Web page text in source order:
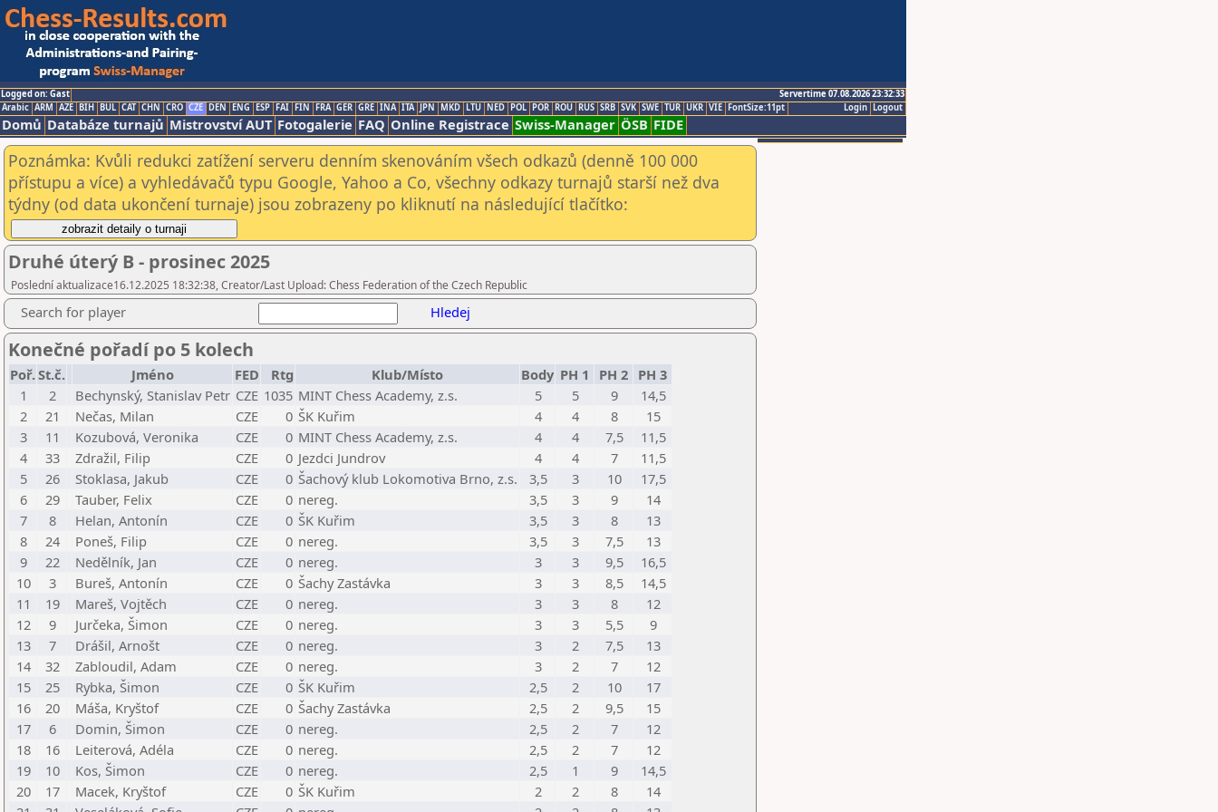
Logged on: Gast
Servertime 07.08.2026 23:32:33
Logout
Login
Arabic ARM AZE BIH BUL CAT CHN CRO CZE DEN ENG ESP FAI FIN FRA GER GRE INA ITA JPN MKD LTU NED POL POR ROU RUS SRB SVK SWE TUR UKR VIE FontSize:11pt
Domů Databáze turnajů Mistrovství AUT Fotogalerie FAQ Online Registrace Swiss-Manager ÖSB FIDE
Poznámka: Kvůli redukci zatížení serveru denním skenováním všech odkazů (denně 100 000
přístupu a více) a vyhledávačů typu Google, Yahoo a Co, všechny odkazy turnajů starší než dva
týdny (od data ukončení turnaje) jsou zobrazeny po kliknutí na následující tlačítko:
Druhé úterý B - prosinec 2025
Poslední aktualizace16.12.2025 18:32:38, Creator/Last Upload: Chess Federation of the Czech Republic
Search for player Hledej
Konečné pořadí po 5 kolech
Poř.St.č. Jméno FED Rtg Klub/Místo Body PH 1 PH 2 PH 3
1
2 Bechynský, Stanislav Petr CZE 1035 MINT Chess Academy, z.s. 5 5 9
14,5
2
21 Nečas, Milan CZE 0 ŠK Kuřim 4 4 8
15
3
11 Kozubová, Veronika CZE 0 MINT Chess Academy, z.s. 4 4 7,5
11,5
4
33 Zdražil, Filip CZE 0 Jezdci Jundrov 4 4 7
11,5
5
26 Stoklasa, Jakub CZE 0 Šachový klub Lokomotiva Brno, z.s. 3,5 3 10
17,5
6
29 Tauber, Felix CZE 0 nereg. 3,5 3 9
14
7
8 Helan, Antonín CZE 0 ŠK Kuřim 3,5 3 8
13
8
24 Poneš, Filip CZE 0 nereg. 3,5 3 7,5
13
9
22 Nedělník, Jan CZE 0 nereg. 3 3 9,5
16,5
10
3 Bureš, Antonín CZE 0 Šachy Zastávka 3 3 8,5
14,5
11
19 Mareš, Vojtěch CZE 0 nereg. 3 3 8
12
12
9 Jurčeka, Šimon CZE 0 nereg. 3 3 5,5
9
13
7 Drášil, Arnošt CZE 0 nereg. 3 2 7,5
13
14
32 Zabloudil, Adam CZE 0 nereg. 3 2 7
12
15
25 Rybka, Šimon CZE 0 ŠK Kuřim 2,5 2 10
17
16
20 Máša, Kryštof CZE 0 Šachy Zastávka 2,5 2 9,5
15
17
6 Domin, Šimon CZE 0 nereg. 2,5 2 7
12
18
16 Leiterová, Adéla CZE 0 nereg. 2,5 2 7
12
19
10 Kos, Šimon CZE 0 nereg. 2,5 1 9
14,5
20
17 Macek, Kryštof CZE 0 ŠK Kuřim 2 2 8
14